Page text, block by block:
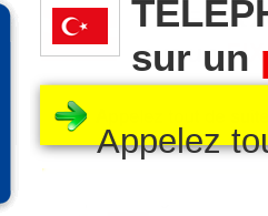
sur un
Appelez